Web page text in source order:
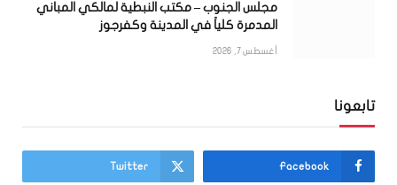
مجلس الجنوب – مكتب النبطية لمالكي المباني
المدمرة كلياً في المدينة وكفرجوز
أغسطس 7, 2026
تابعونا
Facebook
Twitter